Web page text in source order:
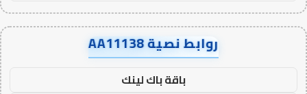
روابط نصية AA11138
باقة باك لينك